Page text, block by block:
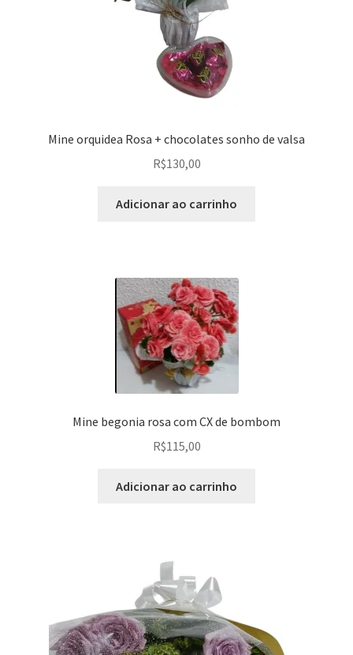
Mine orquidea Rosa + chocolates sonho de valsa
R$130,00
Adicionar ao carrinho
Mine begonia rosa com CX de bombom
R$115,00
Adicionar ao carrinho